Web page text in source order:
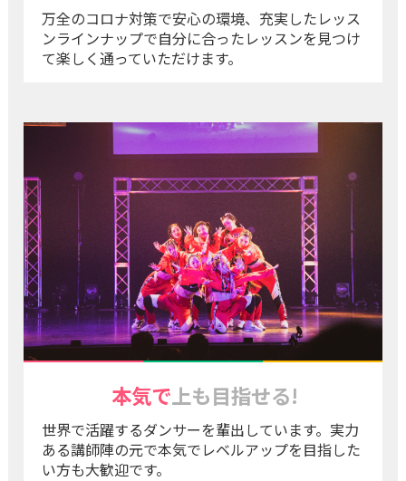
万全のコロナ対策で安心の環境、充実したレッス
ンラインナップで自分に合ったレッスンを見つけ
て楽しく通っていただけます。
本気で上も目指せる!
世界で活躍するダンサーを輩出しています。実力
ある講師陣の元で本気でレベルアップを目指した
い方も大歓迎です。